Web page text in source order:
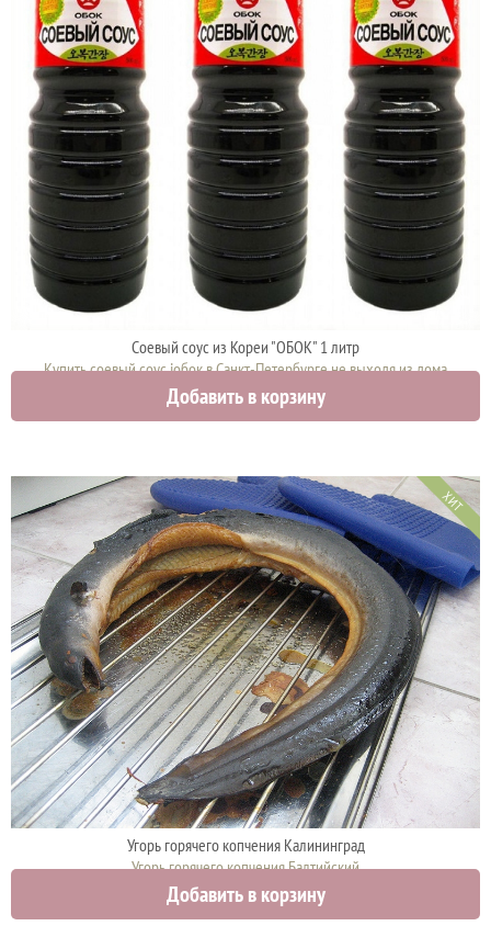
Соевый соус из Кореи "ОБОК" 1 литр
Купить соевый соус iобок в Санкт-Петербурге не выходя из дома
1000 руб.
Добавить в корзину
ХИТ
Угорь горячего копчения Калининград
Угорь горячего копчения Балтийский
4700 руб.
Добавить в корзину